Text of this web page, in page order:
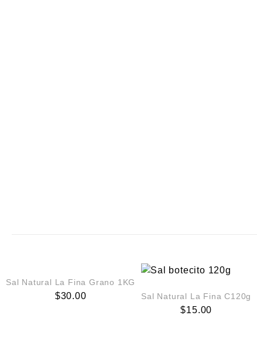
Sal Natural La Fina Grano 1KG
$30.00 Sal Natural La Fina C120g
$15.00